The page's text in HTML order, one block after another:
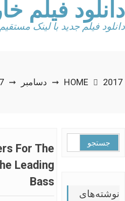
to
content
دانلود فیلم
دانلود فیلم جدید با لینک مستقیم
HOME 2017
➞ دسامبر ➞
For The
Leading
Bass
برای:
نوشته‌های